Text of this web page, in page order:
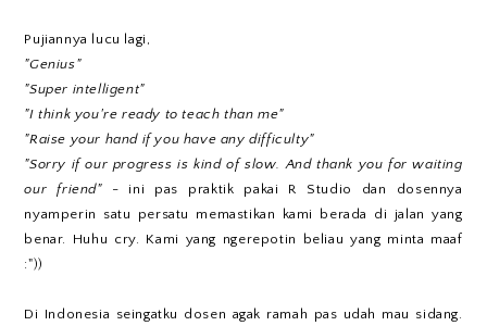
Pujiannya lucu lagi,
"Genius"
"Super intelligent"
"I think you're ready to teach than me"
"Raise your hand if you have any difficulty"
"Sorry if our progress is kind of slow. And thank you for waiting
our friend"- ini pas praktik pakai R Studio dan dosennya
nyamperin satu persatu memastikan kami berada di jalan yang
benar. Huhu cry. Kami yang ngerepotin beliau yang minta maaf
:"))
Di Indonesia seingatku dosen agak ramah pas udah mau sidang.